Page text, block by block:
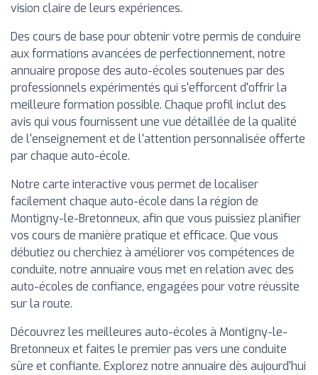
vision claire de leurs expériences.
Des cours de base pour obtenir votre permis de conduire
aux formations avancées de perfectionnement, notre
annuaire propose des auto-écoles soutenues par des
professionnels expérimentés qui s'efforcent d'offrir la
meilleure formation possible. Chaque profil inclut des
avis qui vous fournissent une vue détaillée de la qualité
de l'enseignement et de l'attention personnalisée offerte
par chaque auto-école.
Notre carte interactive vous permet de localiser
facilement chaque auto-école dans la région de
Montigny-le-Bretonneux, afin que vous puissiez planifier
vos cours de manière pratique et efficace. Que vous
débutiez ou cherchiez à améliorer vos compétences de
conduite, notre annuaire vous met en relation avec des
auto-écoles de confiance, engagées pour votre réussite
sur la route.
Découvrez les meilleures auto-écoles à Montigny-le-
Bretonneux et faites le premier pas vers une conduite
sûre et confiante. Explorez notre annuaire dès aujourd'hui